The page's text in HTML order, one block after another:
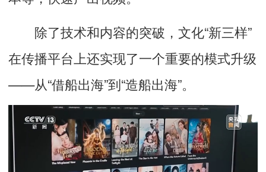
除了技术和内容的突破，文化“新三样”
在传播平台上还实现了一个重要的模式升级
——从“借船出海”到“造船出海”。